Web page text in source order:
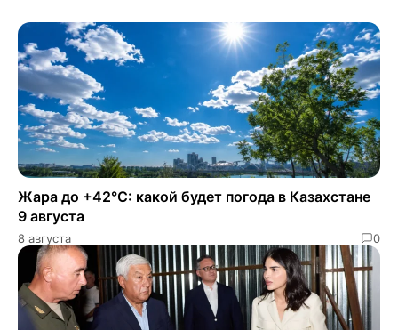
Жара до +42°C: какой будет погода в Казахстане
9 августа
8 августа 0